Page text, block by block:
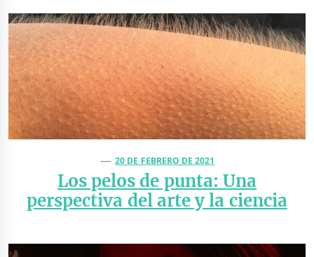
20 DE FEBRERO DE 2021
Los pelos de punta: Una
perspectiva del arte y la ciencia
Navegación